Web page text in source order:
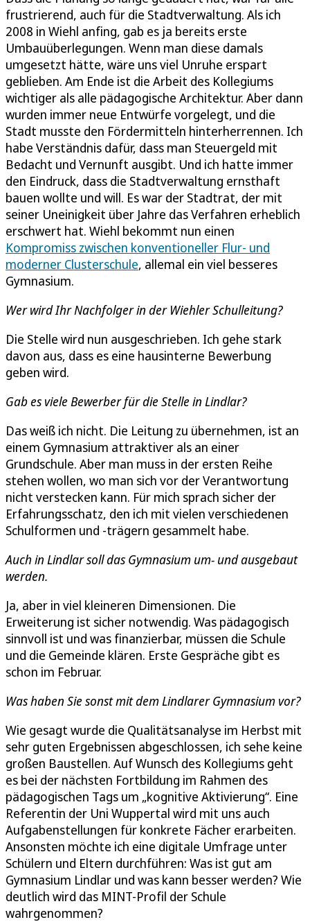
frustrierend, auch für die Stadtverwaltung. Als ich
2008 in Wiehl anfing, gab es ja bereits erste
Umbauüberlegungen. Wenn man diese damals
umgesetzt hätte, wäre uns viel Unruhe erspart
geblieben. Am Ende ist die Arbeit des Kollegiums
wichtiger als alle pädagogische Architektur. Aber dann
wurden immer neue Entwürfe vorgelegt, und die
Stadt musste den Fördermitteln hinterherrennen. Ich
habe Verständnis dafür, dass man Steuergeld mit
Bedacht und Vernunft ausgibt. Und ich hatte immer
den Eindruck, dass die Stadtverwaltung ernsthaft
bauen wollte und will. Es war der Stadtrat, der mit
seiner Uneinigkeit über Jahre das Verfahren erheblich
erschwert hat. Wiehl bekommt nun einen
Kompromiss zwischen konventioneller Flur- und
moderner Clusterschule, allemal ein viel besseres
Gymnasium.
Wer wird Ihr Nachfolger in der Wiehler Schulleitung?
Die Stelle wird nun ausgeschrieben. Ich gehe stark
davon aus, dass es eine hausinterne Bewerbung
geben wird.
Gab es viele Bewerber für die Stelle in Lindlar?
Das weiß ich nicht. Die Leitung zu übernehmen, ist an
einem Gymnasium attraktiver als an einer
Grundschule. Aber man muss in der ersten Reihe
stehen wollen, wo man sich vor der Verantwortung
nicht verstecken kann. Für mich sprach sicher der
Erfahrungsschatz, den ich mit vielen verschiedenen
Schulformen und -trägern gesammelt habe.
Auch in Lindlar soll das Gymnasium um- und ausgebaut
werden.
Ja, aber in viel kleineren Dimensionen. Die
Erweiterung ist sicher notwendig. Was pädagogisch
sinnvoll ist und was finanzierbar, müssen die Schule
und die Gemeinde klären. Erste Gespräche gibt es
schon im Februar.
Was haben Sie sonst mit dem Lindlarer Gymnasium vor?
Wie gesagt wurde die Qualitätsanalyse im Herbst mit
sehr guten Ergebnissen abgeschlossen, ich sehe keine
großen Baustellen. Auf Wunsch des Kollegiums geht
es bei der nächsten Fortbildung im Rahmen des
pädagogischen Tags um „kognitive Aktivierung“. Eine
Referentin der Uni Wuppertal wird mit uns auch
Aufgabenstellungen für konkrete Fächer erarbeiten.
Ansonsten möchte ich eine digitale Umfrage unter
Schülern und Eltern durchführen: Was ist gut am
Gymnasium Lindlar und was kann besser werden? Wie
deutlich wird das MINT-Profil der Schule
wahrgenommen?